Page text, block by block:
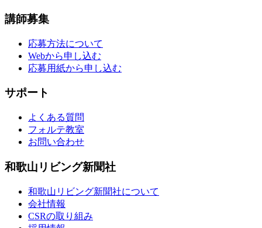
講師募集
応募方法について
Webから申し込む
応募用紙から申し込む
サポート
よくある質問
フォルテ教室
お問い合わせ
和歌山リビング新聞社
和歌山リビング新聞社について
会社情報
CSRの取り組み